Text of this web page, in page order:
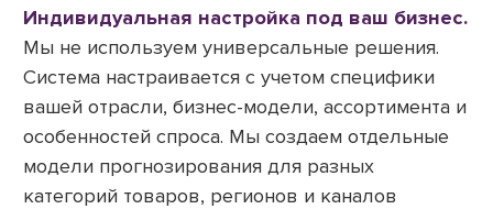
Индивидуальная настройка под ваш бизнес.
Мы не используем универсальные решения.
Система настраивается с учетом специфики
вашей отрасли, бизнес-модели, ассортимента и
особенностей спроса. Мы создаем отдельные
модели прогнозирования для разных
категорий товаров, регионов и каналов